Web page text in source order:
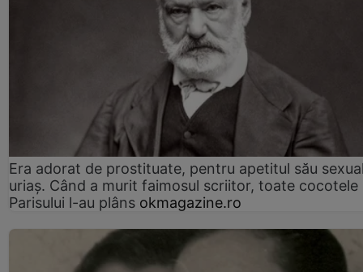
Era adorat de prostituate, pentru apetitul său
uriaș. Când a murit faimosul scriitor, toate cocotele
Parisului l-au plâns okmagazine.ro